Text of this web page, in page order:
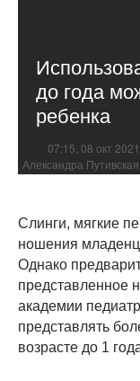
до года
ребенка
07:15, 08 окт 2021
Александра Путивская
Слинги, мягкие
ношения
Однако
представленное
академии
представлять
возрасте до 1